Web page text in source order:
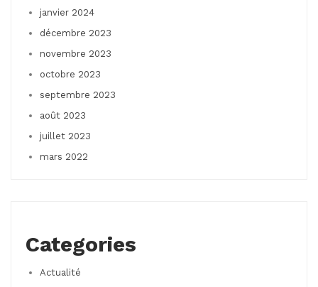
janvier 2024
décembre 2023
novembre 2023
octobre 2023
septembre 2023
août 2023
juillet 2023
mars 2022
Categories
Actualité